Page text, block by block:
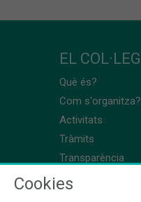
EL COL·LEGI
Què és?
Com s'organitza?
Activitats
Tràmits
Transparència
Cookies